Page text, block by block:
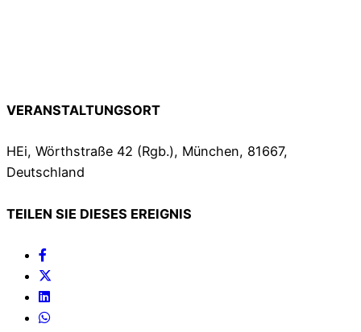
VERANSTALTUNGSORT
HEi, Wörthstraße 42 (Rgb.), München, 81667,
Deutschland
TEILEN SIE DIESES EREIGNIS